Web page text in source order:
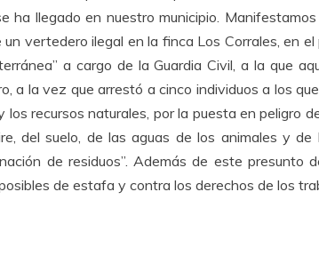
ha llegado en nuestro municipio.
vertedero ilegal en la finca Los Corrales, en
a cargo de la Guardia Civil, a la que
a la vez que arrestó a cinco individuos a los
los recursos naturales, por la puesta en peligro
del suelo, de las aguas de los animales y
de residuos”. Además de este presunto
de estafa y contra los derechos de los